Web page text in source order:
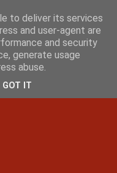
to deliver its services
and user-agent are
and security
generate usage
abuse.
GOT IT